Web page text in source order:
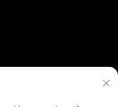
Technology Co., LTD. Alle